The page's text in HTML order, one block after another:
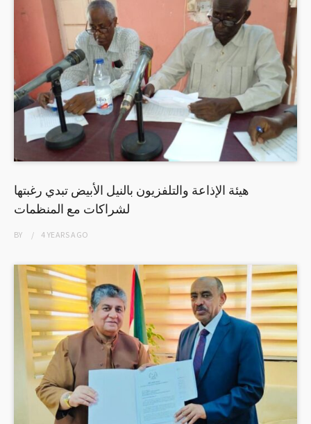
هيئة الإذاعة والتلفزيون بالنيل الأبيض تبدي رغبتها
لشراكات مع المنظمات
BY 4 YEARSAGO